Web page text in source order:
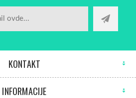
KONTAKT
INFORMACIJE